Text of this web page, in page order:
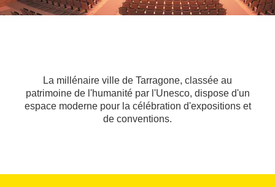
La millénaire ville de Tarragone, classée au
patrimoine de l'humanité par l'Unesco, dispose d'un
espace moderne pour la célébration d'expositions et
de conventions.